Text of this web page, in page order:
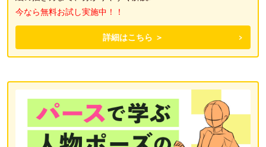
今なら無料お試し実施中！！
詳細はこちら ＞